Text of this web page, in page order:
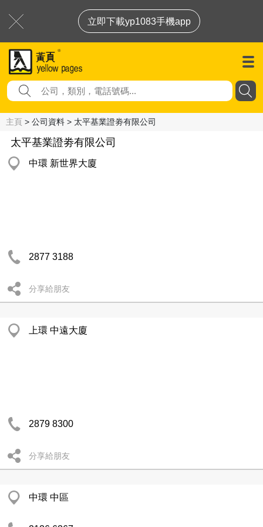
立即下載yp1083手機app
主頁 > 公司資料 > 太平基業證劵有限公司
太平基業證劵有限公司
中環 新世界大廈
2877 3188
分享給朋友
上環 中遠大廈
2879 8300
分享給朋友
中環 中區